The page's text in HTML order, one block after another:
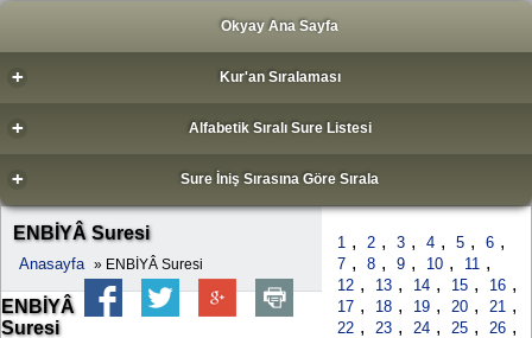
Okyay Ana Sayfa
+ Kur'an Sıralaması
+ Alfabetik Sıralı Sure Listesi
+ Sure İniş Sırasına Göre Sırala
ENBİYÂ Suresi
Anasayfa » ENBİYÂ Suresi
ENBİYÂ
Suresi
1 , 2 , 3 , 4 , 5 , 6 ,
7 , 8 , 9 , 10 , 11 ,
12 , 13 , 14 , 15 , 16 ,
17 , 18 , 19 , 20 , 21 ,
22 , 23 , 24 , 25 , 26 ,